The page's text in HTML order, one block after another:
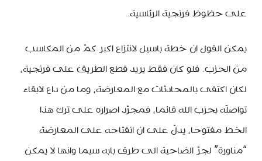
على حظوظ فرنجية الرئاسية.
يمكن القول ان خطة باسيل لانتزاع اكبر كمّ من المكاسب
من الحزب. فلو كان فقط يريد قطع الطريق على فرنجية،
لكان اكتفى بالمحادثات مع المعارضة، وما من داع لابقاء
تواصلَه بحزب الله قائما، فمجرّد اصراره على ترك هذا
الخط مفتوحا، يدلّ على ان انفتاحه على المعارضة
“مناورة” لجرّ الضاحية الى طرق بابه سيما وانها لا يمكن